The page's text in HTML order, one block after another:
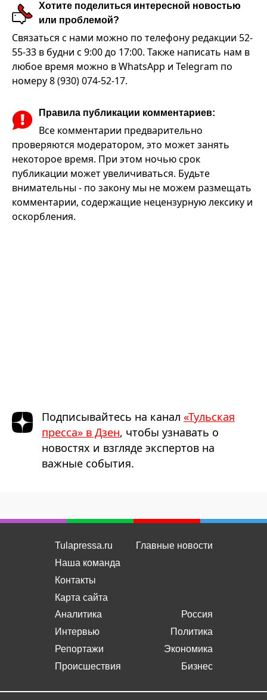
Хотите поделиться интересной новостью
или проблемой?
Связаться с нами можно по телефону редакции 52-
55-33 в будни с 9:00 до 17:00. Также написать нам в
любое время можно в WhatsApp и Telegram по
номеру 8 (930) 074-52-17.
Правила публикации комментариев:
Все комментарии предварительно
проверяются модератором, это может занять
некоторое время. При этом ночью срок
публикации может увеличиваться. Будьте
внимательны - по закону мы не можем размещать
комментарии, содержащие нецензурную лексику и
оскорбления.
Подписывайтесь на канал «Тульская
пресса» в Дзен, чтобы узнавать о
новостях и взгляде экспертов на
важные события.
Tulapressa.ru
Наша команда
Контакты
Карта сайта
Главные новости
Аналитика
Интервью
Репортажи
Происшествия
Россия
Политика
Экономика
Бизнес